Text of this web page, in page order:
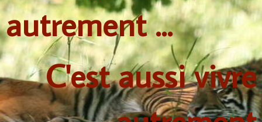
autrement ...
C'est aussi vivre